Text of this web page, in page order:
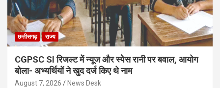
छत्तीसगढ़ राज्य
CGPSC SI रिजल्ट में न्यूज और स्पेस रानी पर बवाल, आयोग
बोला- अभ्यर्थियों ने खुद दर्ज किए थे नाम
August 7, 2026 News Desk